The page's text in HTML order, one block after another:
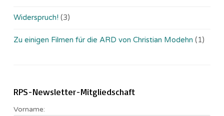
Widerspruch! (3)
Zu einigen Filmen für die ARD von Christian Modehn (1)
RPS-Newsletter-Mitgliedschaft
Vorname: